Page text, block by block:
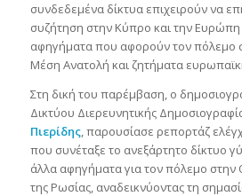
συνδεδεμένα δίκτυα επιχειρούν να
συζήτηση στην Κύπρο και την
αφηγήματα που αφορούν τον πόλεμο
Μέση Ανατολή και ζητήματα
Στη δική του παρέμβαση, ο
Δικτύου Διερευνητικής
Πιερίδης, παρουσίασε ρεπορτάζ
που συνέταξε το ανεξάρτητο δίκτυο
άλλα αφηγήματα για τον πόλεμο στην
της Ρωσίας, αναδεικνύοντας τη